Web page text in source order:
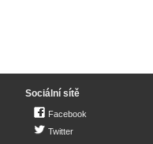
Sociální sítě
Facebook
Twitter